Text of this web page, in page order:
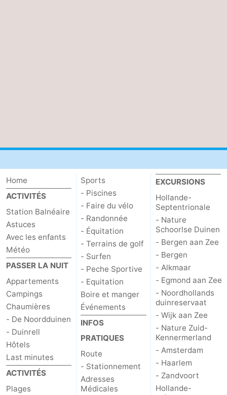
Home
ACTIVITÉS
Station Balnéaire
Astuces
Avec les enfants
Météo
PASSER LA NUIT
Appartements
Campings
Chaumières
- De Noordduinen
- Duinrell
Hôtels
Last minutes
ACTIVITÉS
Plages
Sports
- Piscines
- Faire du vélo
- Randonnée
- Équitation
- Terrains de golf
- Surfen
- Peche Sportive
- Equitation
Boire et manger
Événements
INFOS
PRATIQUES
Route
- Stationnement
Adresses
Médicales
EXCURSIONS
Hollande-
Septentrionale
- Nature
Schoorlse Duinen
- Bergen aan Zee
- Bergen
- Alkmaar
- Egmond aan Zee
- Noordhollands
duinreservaat
- Wijk aan Zee
- Nature Zuid-
Kennermerland
- Amsterdam
- Haarlem
- Zandvoort
Hollande-